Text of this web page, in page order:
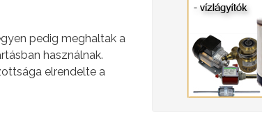
pedig meghaltak a
használnak.
elrendelte a